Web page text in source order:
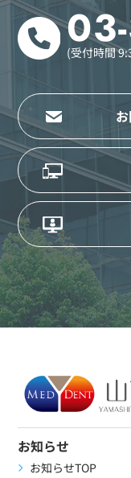
(受付時間
お知らせ
お知らせTOP